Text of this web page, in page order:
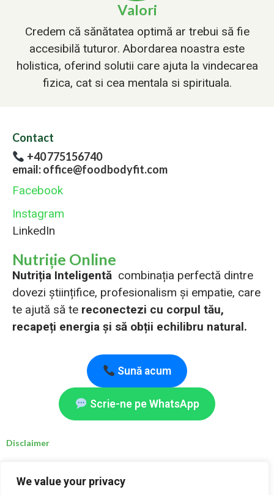
We value your privacy
Valori
Credem că sănătatea optimă ar trebui să fie
accesibilă tuturor. Abordarea noastra este
holistica, oferind solutii care ajuta la vindecarea
fizica, cat si cea mentala si spirituala.
Contact
+40 775156740
email: office@foodbodyfit.com
Facebook
Instagram
LinkedIn
Nutriție Online
Nutriția Inteligentă combinația perfectă dintre
dovezi științifice, profesionalism și empatie, care
te ajută să te reconectezi cu corpul tău,
recapeți energia și să obții echilibru natural.
Sună acum
Scrie-ne pe WhatsApp
Disclaimer
persoanele care se confruntă cu afecțiuni medicale specifice sunt sfătuite să consulte un
nutriționist clinic înregistrat, un nutriționist calificat, un medic sau un alt specialist în